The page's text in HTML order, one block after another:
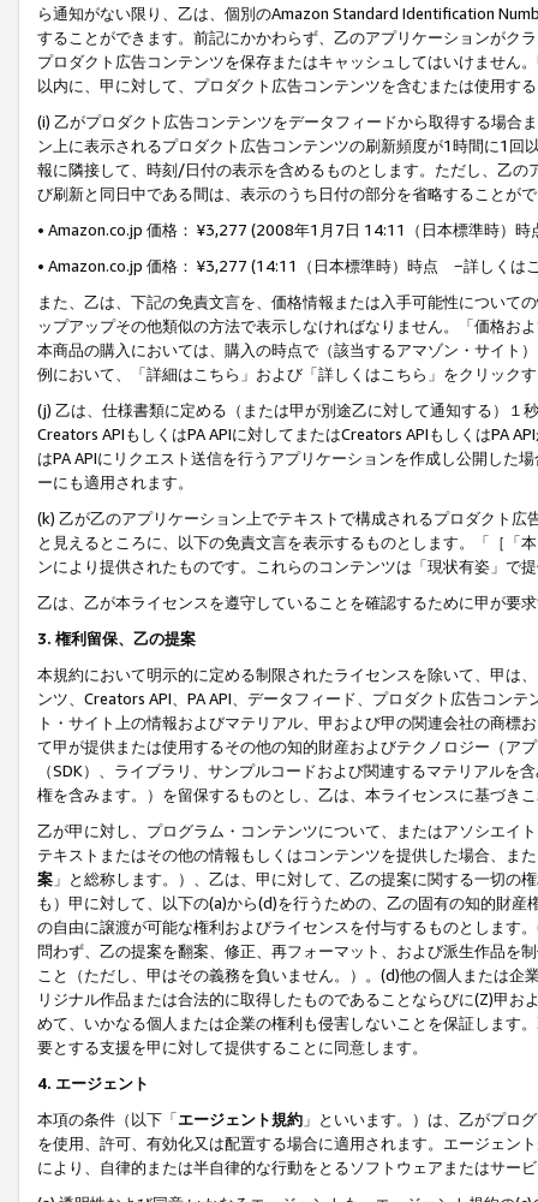
ら通知がない限り、乙は、個別のAmazon Standard Identification
することができます。前記にかかわらず、乙のアプリケーションがク
プロダクト広告コンテンツを保存またはキャッシュしてはいけません
以内に、甲に対して、プロダクト広告コンテンツを含むまたは使用す
(i) 乙がプロダクト広告コンテンツをデータフィードから取得する場合
ン上に表示されるプロダクト広告コンテンツの刷新頻度が1時間に1
報に隣接して、時刻/日付の表示を含めるものとします。ただし、乙
び刷新と同日中である間は、表示のうち日付の部分を省略することが
• Amazon.co.jp 価格： ¥3,277 (2008年1月7日 14:11（日本標準時）
• Amazon.co.jp 価格： ¥3,277 (14:11（日本標準時）時点 −詳しくは
また、乙は、下記の免責文言を、価格情報または入手可能性について
ップアップその他類似の方法で表示しなければなりません。「価格
本商品の購入においては、購入の時点で（該当するアマゾン・サイト
例において、「詳細はこちら」および「詳しくはこちら」をクリック
(j) 乙は、仕様書類に定める（または甲が別途乙に対して通知する）
Creators APIもしくはPA APIに対してまたはCreators APIもしくはPA
はPA APIにリクエスト送信を行うアプリケーションを作成し公開した
ーにも適用されます。
(k) 乙が乙のアプリケーション上でテキストで構成されるプロダクト
と見えるところに、以下の免責文言を表示するものとします。「［「
ンにより提供されたものです。これらのコンテンツは「現状有姿」で
乙は、乙が本ライセンスを遵守していることを確認するために甲が要
3. 権利留保、乙の提案
本規約において明示的に定める制限されたライセンスを除いて、甲は
ンツ、Creators API、PA API、データフィード、プロダクト広告コン
ト・サイト上の情報およびマテリアル、甲および甲の関連会社の商
て甲が提供または使用するその他の知的財産およびテクノロジー（ア
（SDK）、ライブラリ、サンプルコードおよび関連するマテリアル
権を含みます。）を留保するものとし、乙は、本ライセンスに基づき
乙が甲に対し、プログラム・コンテンツについて、またはアソシエイ
テキストまたはその他の情報もしくはコンテンツを提供した場合、ま
案 」と総称します。）、乙は、甲に対して、乙の提案に関する一切
も）甲に対して、以下の(a)から(d)を行うための、乙の固有の知的財
の自由に譲渡が可能な権利およびライセンスを付与するものとします
問わず、乙の提案を翻案、修正、再フォーマット、および派生作品を
こと（ただし、甲はその義務を負いません。）。(d)他の個人または
リジナル作品または合法的に取得したものであることならびに(Z)甲
めて、いかなる個人または企業の権利も侵害しないことを保証します
要とする支援を甲に対して提供することに同意します。
4. エージェント
本項の条件（以下「エージェント規約 」といいます。）は、乙がプロ
を使用、許可、有効化又は配置する場合に適用されます。エージェン
により、自律的または半自律的な行動をとるソフトウェアまたはサー